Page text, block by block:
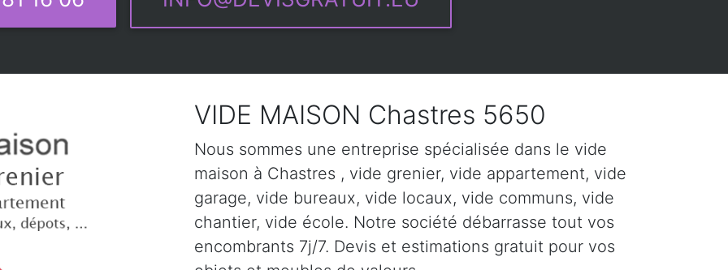
VIDE MAISON Chastres 5650
Nous sommes une entreprise spécialisée dans le vide
maison à Chastres , vide grenier, vide appartement, vide
garage, vide bureaux, vide locaux, vide communs, vide
chantier, vide école. Notre société débarrasse tout vos
encombrants 7j/7. Devis et estimations gratuit pour vos